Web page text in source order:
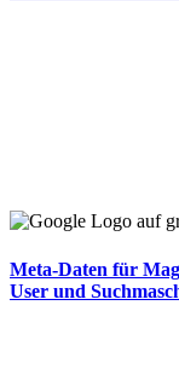
Meta-Daten für
User und